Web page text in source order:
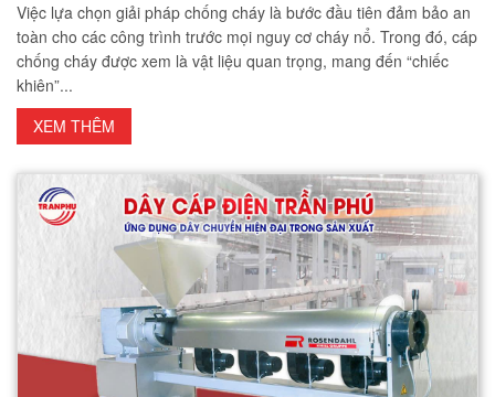
Việc lựa chọn giải pháp chống cháy là bước đầu tiên đảm bảo an
toàn cho các công trình trước mọi nguy cơ cháy nổ. Trong đó, cáp
chống cháy được xem là vật liệu quan trọng, mang đến “chiếc
khiên”...
XEM THÊM